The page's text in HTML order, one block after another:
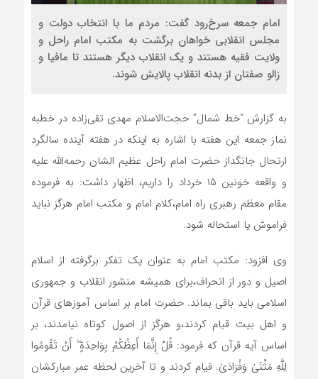
امام جمعه سرخ‌رود گفت: مردم ما با انتخاب دولت و‌
مجلس انقلابی خواهان برگشت به مکتب امام راحل و
ولایت فقیه هستند و یک انقلاب دیگر هستند تا مافیا و
زالو صفتان از بدنه انقلاب پالایش شوند.
به گزارش “خط شمال” حجت‌الاسلام مهدی تقی‌زاده در خطبه
نماز جمعه این هفته با اشاره به اینکه در هفته آینده سالگرد
ارتحال جانگداز حضرت امام راحل عظیم الشان رحمه‌الله علیه
و واقعه خونین ۱۵ خرداد را داریم، اظهار داشت: به فرموده
مقام معظم رهبری راه امام،کلام امام و مکتب امام هرگز نباید
فراموش یا استحاله شود.
وی افزود: مکتب امام به عنوان یک تفکر برگرفته از اسلام
اصیل و دور از انحراف،برای همیشه منشور انقلاب و جمهوری
اسلامی باید باقی بماند. حضرت امام بر اساس آموزهای قرآن
و اهل بیت قیام کردند،و هرگز از اصول کوتاه نیامدند، بر
اساس آیه قرآن که فرمود: قُلْ إِنَّمَا أَعِظُكُمْ بِوَاحِدَةٍ ۖ أَنْ تَقُومُوا
لِلَّهِ مَثْنَىٰ وَفُرَادَىٰ. قیام کردند و تا آخرین لحظه عمر مبارکشان